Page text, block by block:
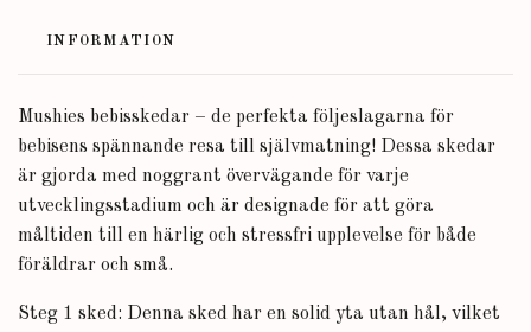
INFORMATION
Mushies bebisskedar – de perfekta följeslagarna för
bebisens spännande resa till självmatning! Dessa skedar
är gjorda med noggrant övervägande för varje
utvecklingsstadium och är designade för att göra
måltiden till en härlig och stressfri upplevelse för både
föräldrar och små.
Steg 1 sked: Denna sked har en solid yta utan hål, vilket